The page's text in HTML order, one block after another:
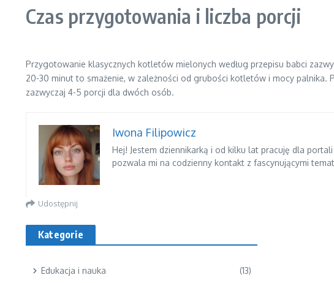
Czas przygotowania i liczba porcji
Przygotowanie klasycznych kotletów mielonych według przepisu babci
20-30 minut to smażenie, w zależności od grubości kotletów i mocy palnika.
zazwyczaj 4-5 porcji dla dwóch osób.
Iwona Filipowicz
Hej! Jestem dziennikarką i od kilku lat pracuję dla
pozwala mi na codzienny kontakt z fascynującymi
Udostępnij
Kategorie
Edukacja i nauka (13)